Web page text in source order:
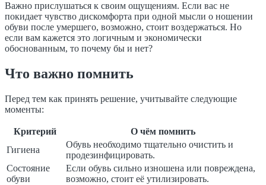
Важно прислушаться к своим ощущениям. Если вас не
покидает чувство дискомфорта при одной мысли о ношении
обуви после умершего, возможно, стоит воздержаться. Но
если вам кажется это логичным и экономически
обоснованным, то почему бы и нет?
Что важно помнить
Перед тем как принять решение, учитывайте следующие
моменты:
Критерий
О чём помнить
Гигиена
Обувь необходимо тщательно очистить и
продезинфицировать.
Состояние
обуви
Если обувь сильно изношена или повреждена,
возможно, стоит её утилизировать.